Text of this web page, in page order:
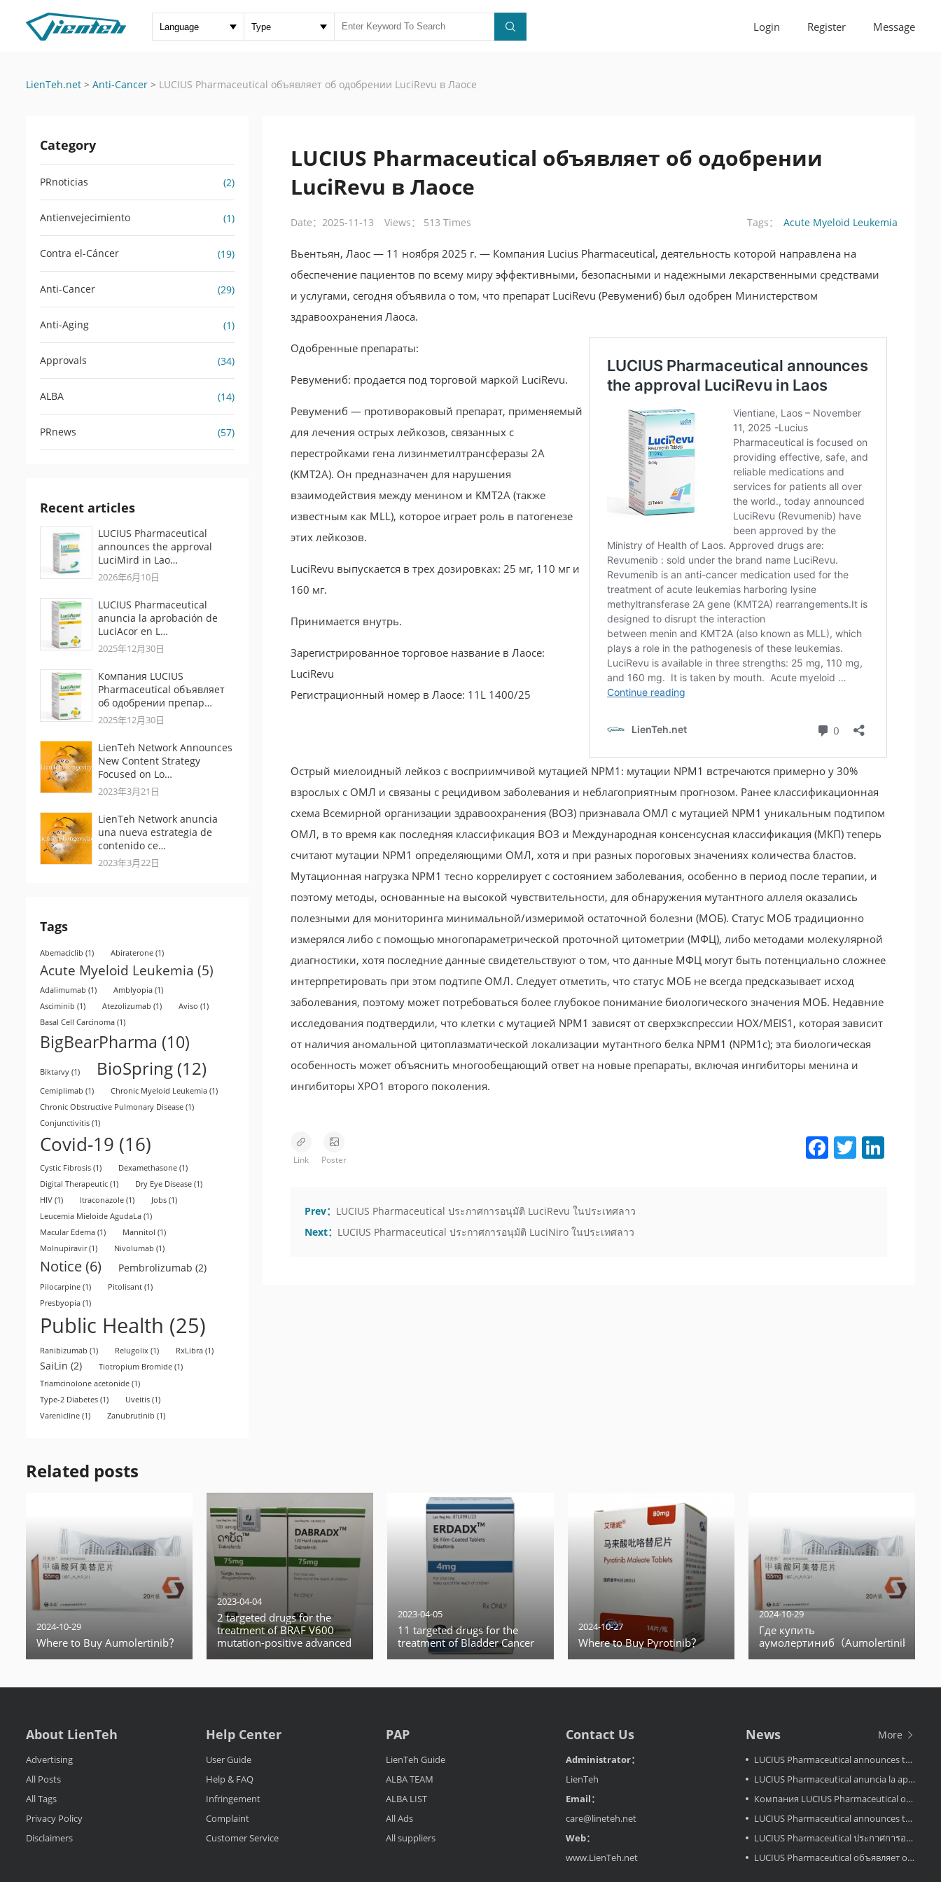
Login Register Message
LienTeh.net > Anti-Cancer > LUCIUS Pharmaceutical объявляет об одобрении LuciRevu в Лаосе
LUCIUS Pharmaceutical объявляет об одобрении
LuciRevu в Лаосе
Date：2025-11-13 Views： 513 Times Tags： Acute Myeloid Leukemia
Вьентьян, Лаос — 11 ноября 2025 г. — Компания Lucius Pharmaceutical, деятельность которой направлена ​​на
обеспечение пациентов по всему миру эффективными, безопасными и надежными лекарственными средствами
и услугами, сегодня объявила о том, что препарат LuciRevu (Ревумениб) был одобрен Министерством
здравоохранения Лаоса.
Одобренные препараты:
Ревумениб: продается под торговой маркой LuciRevu.
Ревумениб — противораковый препарат, применяемый
для лечения острых лейкозов, связанных с
перестройками гена лизинметилтрансферазы 2A
(KMT2A). Он предназначен для нарушения
взаимодействия между менином и KMT2A (также
известным как MLL), которое играет роль в патогенезе
этих лейкозов.
LuciRevu выпускается в трех дозировках: 25 мг, 110 мг и
160 мг.
Принимается внутрь.
Зарегистрированное торговое название в Лаосе:
LuciRevu
Регистрационный номер в Лаосе: 11L 1400/25
Острый миелоидный лейкоз с восприимчивой мутацией NPM1: мутации NPM1 встречаются примерно у 30%
взрослых с ОМЛ и связаны с рецидивом заболевания и неблагоприятным прогнозом. Ранее классификационная
схема Всемирной организации здравоохранения (ВОЗ) признавала ОМЛ с мутацией NPM1 уникальным подтипом
ОМЛ, в то время как последняя классификация ВОЗ и Международная консенсусная классификация (МКП) теперь
считают мутации NPM1 определяющими ОМЛ, хотя и при разных пороговых значениях количества бластов.
Мутационная нагрузка NPM1 тесно коррелирует с состоянием заболевания, особенно в период после терапии, и
поэтому методы, основанные на высокой чувствительности, для обнаружения мутантного аллеля оказались
полезными для мониторинга минимальной/измеримой остаточной болезни (МОБ). Статус МОБ традиционно
измерялся либо с помощью многопараметрической проточной цитометрии (МФЦ), либо методами молекулярной
диагностики, хотя последние данные свидетельствуют о том, что данные МФЦ могут быть потенциально сложнее
интерпретировать при этом подтипе ОМЛ. Следует отметить, что статус МОБ не всегда предсказывает исход
заболевания, поэтому может потребоваться более глубокое понимание биологического значения МОБ. Недавние
исследования подтвердили, что клетки с мутацией NPM1 зависят от сверхэкспрессии HOX/MEIS1, которая зависит
от наличия аномальной цитоплазматической локализации мутантного белка NPM1 (NPM1c); эта биологическая
особенность может объяснить многообещающий ответ на новые препараты, включая ингибиторы менина и
ингибиторы XPO1 второго поколения.
Link Poster
Facebook Twitter
Prev： LUCIUS Pharmaceutical ประกาศการอนุมัติ LuciRevu ในประเทศลาว
Next： LUCIUS Pharmaceutical ประกาศการอนุมัติ LuciNiro ในประเทศลาว
Category
PRnoticias (2)
Antienvejecimiento (1)
Contra el-Cáncer (19)
Anti-Cancer (29)
Anti-Aging (1)
Approvals (34)
ALBA (14)
PRnews (57)
Recent articles
LUCIUS Pharmaceutical
announces the approval
LuciMird in Lao…
2026年6月10日
LUCIUS Pharmaceutical
anuncia la aprobación de
LuciAcor en L…
2025年12月30日
Компания LUCIUS
Pharmaceutical объявляет
об одобрении препар…
2025年12月30日
LienTeh Network Announces
New Content Strategy
Focused on Lo…
2023年3月21日
LienTeh Network anuncia
una nueva estrategia de
contenido ce…
2023年3月22日
Tags
Abemaciclib (1) Abiraterone (1)
Acute Myeloid Leukemia (5)
Adalimumab (1) Amblyopia (1)
Asciminib (1) Atezolizumab (1) Aviso (1)
Basal Cell Carcinoma (1)
BigBearPharma (10)
Biktarvy (1) BioSpring (12)
Cemiplimab (1) Chronic Myeloid Leukemia (1)
Chronic Obstructive Pulmonary Disease (1)
Conjunctivitis (1)
Covid-19 (16)
Cystic Fibrosis (1) Dexamethasone (1)
Digital Therapeutic (1) Dry Eye Disease (1)
HIV (1) Itraconazole (1) Jobs (1)
Leucemia Mieloide AgudaLa (1)
Macular Edema (1) Mannitol (1)
Molnupiravir(1) Nivolumab (1)
Notice(6) Pembrolizumab (2)
Pilocarpine (1) Pitolisant (1)
Presbyopia (1)
Public Health (25)
Ranibizumab (1) Relugolix (1) RxLibra (1)
SaiLin (2) Tiotropium Bromide (1)
Triamcinolone acetonide (1)
Type-2 Diabetes (1) Uveitis (1)
Varenicline (1) Zanubrutinib (1)
Related posts
2024-10-29
Where to Buy Aumolertinib？
2023-04-04
2 targeted drugs for the
treatment of BRAF V600
mutation-positive advanced
2023-04-05
11 targeted drugs for the
treatment of Bladder Cancer
2024-10-27
Where to Buy Pyrotinib？
2024-10-29
Где купить
аумолертиниб（Aumolertinib）?
About LienTeh
Advertising
All Posts
All Tags
Privacy Policy
Disclaimers
Help Center
User Guide
Help & FAQ
Infringement
Complaint
Customer Service
PAP
LienTeh Guide
ALBA TEAM
ALBA LIST
All Ads
All suppliers
Contact Us
Administrator：
LienTeh
Email：
care@lineteh.net
Web：
www.LienTeh.net
News More
LUCIUS Pharmaceutical announces the approval LuciMird in Laos
LUCIUS Pharmaceutical anuncia la aprobación de LuciAcor en Laos
Компания LUCIUS Pharmaceutical объявляет об одобрении препарата LuciAcor в Лаосе.
LUCIUS Pharmaceutical announces the approval LuciAcor in Laos
LUCIUS Pharmaceutical ประกาศการอนุมัติ LuciRevu ในประเทศลาว
LUCIUS Pharmaceutical объявляет об одобрении LuciRevu в Лаосе